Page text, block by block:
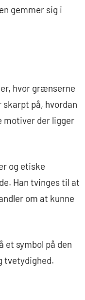
gemmer sig i
hvor grænserne
på, hvordan
motiver der ligger
og etiske
Han tvinges til at
om at kunne
et symbol på den
tvetydighed.